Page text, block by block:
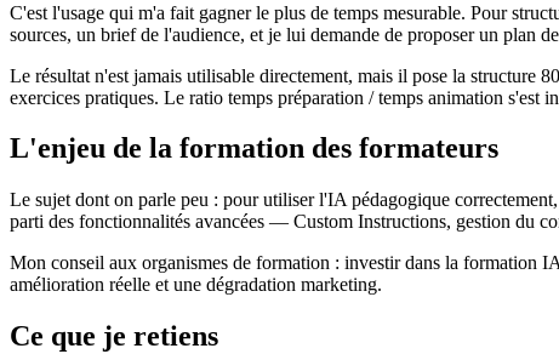
C'est l'usage qui m'a fait gagner le plus de temps mesurable. Pour
sources, un brief de l'audience, et je lui demande de proposer un plan
Le résultat n'est jamais utilisable directement, mais il pose la structure
exercices pratiques. Le ratio temps préparation / temps animation s'est
L'enjeu de la formation des formateurs
Le sujet dont on parle peu : pour utiliser l'IA pédagogique
parti des fonctionnalités avancées — Custom Instructions, gestion du
Mon conseil aux organismes de formation : investir dans la formation
amélioration réelle et une dégradation marketing.
Ce que je retiens